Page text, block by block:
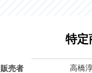
特定
販売者 高橋